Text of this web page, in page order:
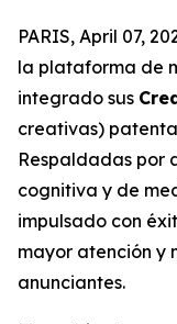
PARIS, April 07,
la plataforma de
integrado sus
creativas)
Respaldadas por
cognitiva y de
impulsado con
mayor atención y
anunciantes.